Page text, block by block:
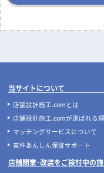
当サイトについて
店舗設計施工.comとは
店舗設計施工.comが選ばれる
マッチングサービスについて
案件あんしん保証サポート
店舗開業･改装をご検討中の